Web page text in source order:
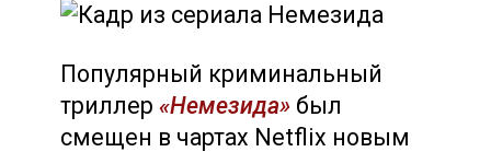
Популярный криминальный
триллер «Немезида» был
смещен в чартах Netflix новым